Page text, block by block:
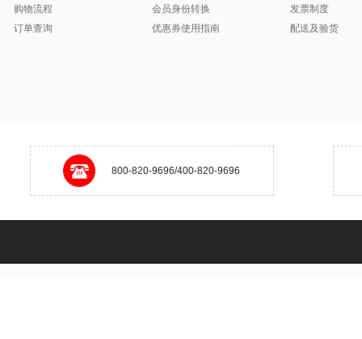
购物流程
订单查询
会员身份转换
优惠券使用指南
发票制度
配送及验货
800-820-9696/400-820-9696